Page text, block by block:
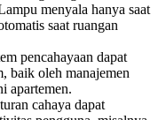
menyala hanya saat
saat ruangan
pencahayaan dapat
baik oleh manajemen
apartemen.
cahaya dapat